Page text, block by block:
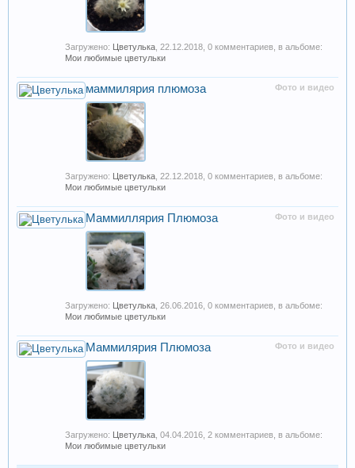
Загружено: Цветулька 22.12.2018 , 0 комментариев, в альбоме:
Мои любимые цветульки
Фото и видео
маммилярия плюмоза
Загружено: Цветулька 22.12.2018 , 0 комментариев, в альбоме:
Мои любимые цветульки
Фото и видео
Маммиллярия Плюмоза
Загружено: Цветулька 26.06.2016 , 0 комментариев, в альбоме:
Мои любимые цветульки
Фото и видео
Маммилярия Плюмоза
Загружено: Цветулька 04.04.2016 , 2 комментариев, в альбоме:
Мои любимые цветульки